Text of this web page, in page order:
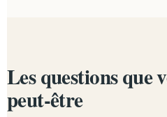
Les questions que
peut-être